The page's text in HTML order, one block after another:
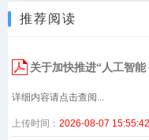
推荐阅读
关于加快推进“人工智
详细内容请点击查阅...
上传时间： 2026-08-07